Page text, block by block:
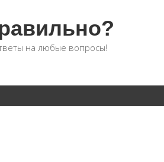
на любые вопросы!